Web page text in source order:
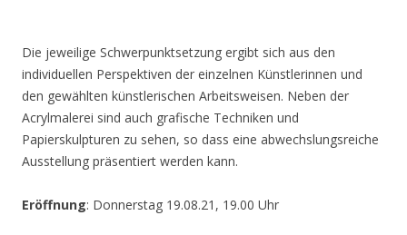
Die jeweilige Schwerpunktsetzung ergibt sich aus den
individuellen Perspektiven der einzelnen Künstlerinnen und
den gewählten künstlerischen Arbeitsweisen. Neben der
Acrylmalerei sind auch grafische Techniken und
Papierskulpturen zu sehen, so dass eine abwechslungsreiche
Ausstellung präsentiert werden kann.
Eröffnung: Donnerstag 19.08.21, 19.00 Uhr